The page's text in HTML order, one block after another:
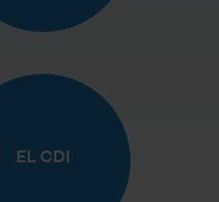
EL CDI